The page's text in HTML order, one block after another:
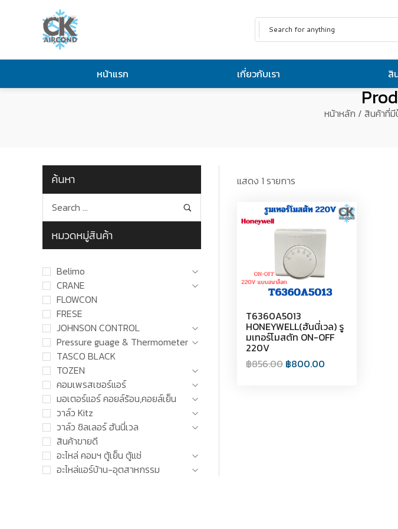
หน้าแรก เกี่ยวกับเรา สิ
หน้าหลัก / สินค้าที่มี
ค้นหา
หมวดหมู่สินค้า
Belimo
CRANE
FLOWCON
FRESE
JOHNSON CONTROL
Pressure guage & Thermometer
TASCO BLACK
TOZEN
คอมเพรสเซอร์แอร์
มอเตอร์แอร์ คอยล์ร้อน,คอยล์เย็น
วาล์ว Kitz
วาล์ว ชิลเลอร์ ฮันนี่เวล
สินค้าขายดี
อะไหล่ คอมฯ ตู้เย็น ตู้แช่
อะไหล่แอร์บ้าน-อุตสาหกรรม
แสดง 1 รายการ
T6360A5013
HONEYWELL(ฮันนี่เวล) รู
มเทอร์โมสตัท ON-OFF
220V
฿856.00 ฿800.00